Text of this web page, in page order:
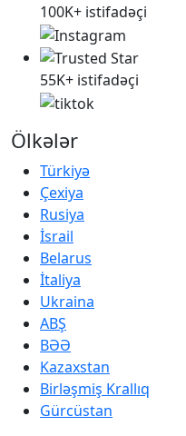
100K+ istifadəçi
55K+ istifadəçi
Ölkələr
Türkiyə
Çexiya
Rusiya
İsrail
Belarus
İtaliya
Ukraina
ABŞ
BƏƏ
Kazaxstan
Birləşmiş Krallıq
Gürcüstan